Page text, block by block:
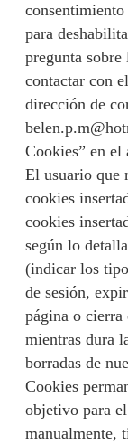
para
pregunta
contactar con
dirección de
Cookies” en el
El usuario que
cookies
cookies
según lo
(indicar los
de sesión,
página o cierra
mientras dura
borradas de
Cookies
objetivo para
manualmente,